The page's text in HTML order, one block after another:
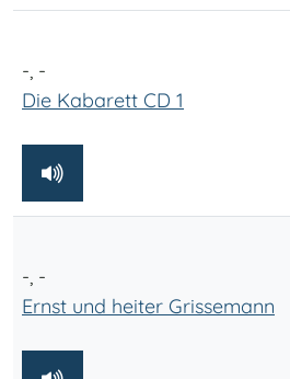
-, -
Die Kabarett CD 1
-, -
Ernst und heiter Grissemann